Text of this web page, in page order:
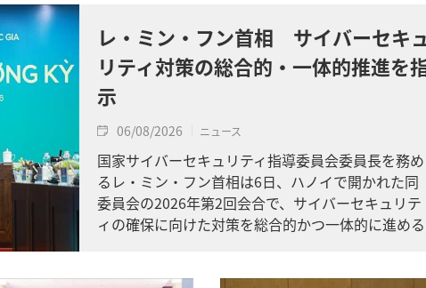
レ・ミン・フン首相 サイバーセキ
リティ対策の総合的・一体的推進を
示
06/08/2026 ニュース
国家サイバーセキュリティ指導委員会委員長を務め
るレ・ミン・フン首相は6日、ハノイで開かれた同
委員会の2026年第2回会合で、サイバーセキュリテ
ィの確保に向けた対策を総合的かつ一体的に進める